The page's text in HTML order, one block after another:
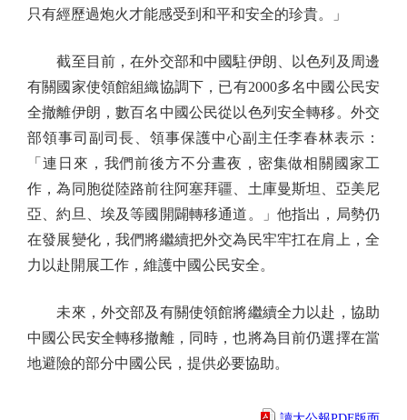
只有經歷過炮火才能感受到和平和安全的珍貴。」
截至目前，在外交部和中國駐伊朗、以色列及周邊
有關國家使領館組織協調下，已有2000多名中國公民安
全撤離伊朗，數百名中國公民從以色列安全轉移。外交
部領事司副司長、領事保護中心副主任李春林表示：
「連日來，我們前後方不分晝夜，密集做相關國家工
作，為同胞從陸路前往阿塞拜疆、土庫曼斯坦、亞美尼
亞、約旦、埃及等國開闢轉移通道。」他指出，局勢仍
在發展變化，我們將繼續把外交為民牢牢扛在肩上，全
力以赴開展工作，維護中國公民安全。
未來，外交部及有關使領館將繼續全力以赴，協助
中國公民安全轉移撤離，同時，也將為目前仍選擇在當
地避險的部分中國公民，提供必要協助。